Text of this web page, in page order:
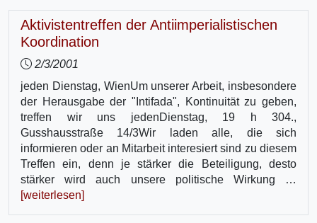
Aktivistentreffen der Antiimperialistischen
Koordination
2/3/2001
jeden Dienstag, WienUm unserer Arbeit, insbesondere
der Herausgabe der "Intifada", Kontinuität zu geben,
treffen wir uns jedenDienstag, 19 h 304.,
Gusshausstraße 14/3Wir laden alle, die sich
informieren oder an Mitarbeit interesiert sind zu diesem
Treffen ein, denn je stärker die Beteiligung, desto
stärker wird auch unsere politische Wirkung …
[weiterlesen]